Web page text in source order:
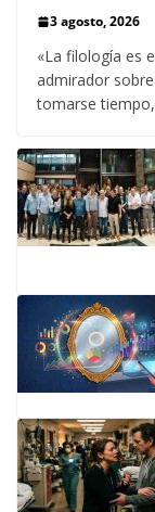
3 agosto, 2026
«La filología es
admirador
tomarse tiempo,